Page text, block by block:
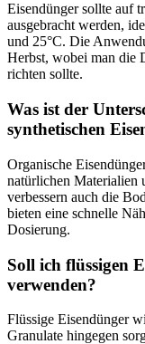
Eisendünger sollte auf
ausgebracht werden,
und 25°C. Die
Herbst, wobei man die
richten sollte.
Was ist der
synthetischen
Organische
natürlichen Materialien
verbessern auch die
bieten eine schnelle
Dosierung.
Soll ich flüssigen
verwenden?
Flüssige Eisendünger
Granulate hingegen